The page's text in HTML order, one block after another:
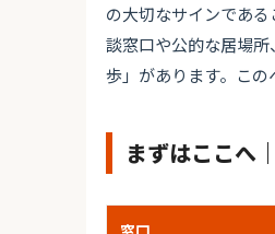
の大切なサインであ
談窓口や公的な居場
歩」があります。この
まずはここへ